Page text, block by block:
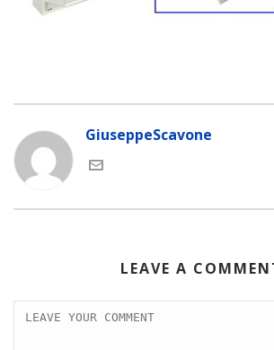
GiuseppeScavone
LEAVE A